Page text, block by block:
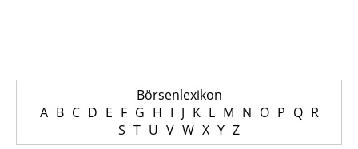
Börsenlexikon
A B C D E F G H I J K L M N O P Q R
S T U V W X Y Z